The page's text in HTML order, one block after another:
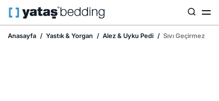
Anasayfa Yastık & Yorgan Alez & Uyku Pedi Sıvı Geçirmez